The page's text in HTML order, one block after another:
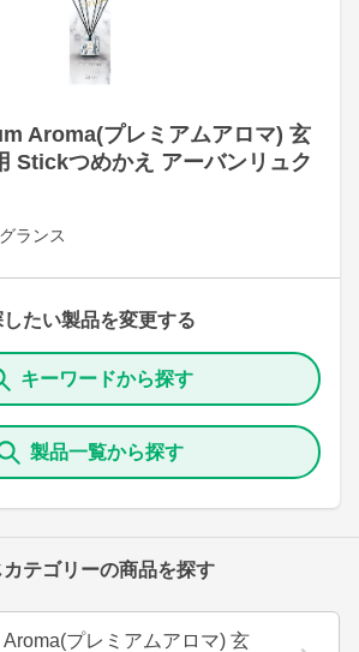
Aroma(プレミアムアロマ) 玄
Stickつめかえ アーバンリュク
ランス
したい製品を変更する
キーワードから探す
製品一覧から探す
カテゴリーの商品を探す
プレミアムアロマ) 玄